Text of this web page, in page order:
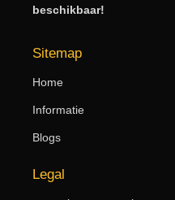
beschikbaar!
Sitemap
Home
Informatie
Blogs
Legal